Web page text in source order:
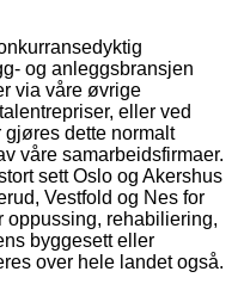
og anleggsbransjen
via våre øvrige
eller ved
gjøres dette normalt
våre samarbeidsfirmaer.
sett Oslo og Akershus
Vestfold og Nes for
oppussing, rehabiliering,
byggesett eller
over hele landet også.